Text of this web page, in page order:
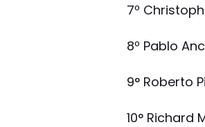
7º
8º Pablo
9° Roberto
10° Richard